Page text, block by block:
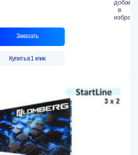
Заказать
Купить в 1 клик